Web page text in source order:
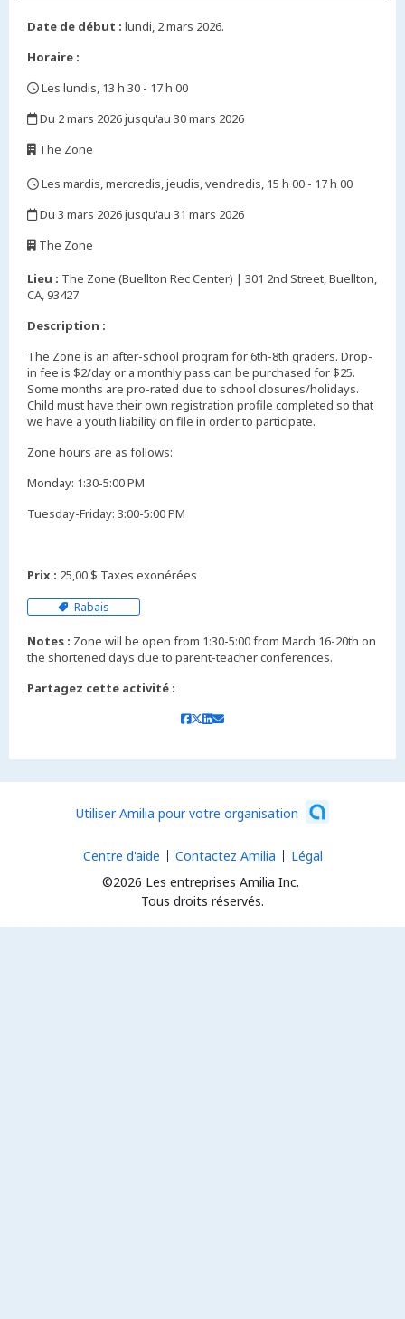
Date de début : lundi, 2 mars 2026.
Horaire :
Les lundis, 13 h 30 - 17 h 00
Du 2 mars 2026 jusqu'au 30 mars 2026
The Zone
Les mardis, mercredis, jeudis, vendredis, 15 h 00 - 17 h 00
Du 3 mars 2026 jusqu'au 31 mars 2026
The Zone
Lieu : The Zone (Buellton Rec Center) | 301 2nd Street, Buellton,
CA, 93427
Description :
The Zone is an after-school program for 6th-8th graders. Drop-
in fee is $2/day or a monthly pass can be purchased for $25.
Some months are pro-rated due to school closures/holidays.
Child must have their own registration profile completed so that
we have a youth liability on file in order to participate.
Zone hours are as follows:
Monday: 1:30-5:00 PM
Tuesday-Friday: 3:00-5:00 PM
Prix : 25,00 $ Taxes exonérées
Rabais
Notes : Zone will be open from 1:30-5:00 from March 16-20th on
the shortened days due to parent-teacher conferences.
Partagez cette activité :
Utiliser Amilia pour votre organisation
©2026 Les entreprises Amilia Inc.
Tous droits réservés.
Centre d'aide Contactez Amilia Légal